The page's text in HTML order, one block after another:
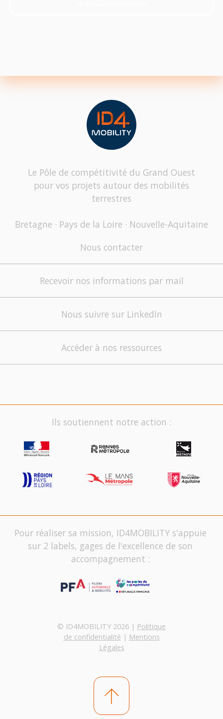
Le Pôle de compétitivité du Grand Ouest
pour vos projets autour des mobilités
terrestres
Bretagne · Pays de la Loire · Nouvelle-Aquitaine
Nous contacter
Recevoir nos informations par mail
Nous suivre sur LinkedIn
Accéder à nos ressources
Ils soutiennent notre action :
Pour réaliser sa mission, ID4MOBILITY s'appuie
sur 2 labels, gages de l'excellence de son
accompagnement :
© ID4MOBILITY 2026 | Politique
de confidentialité | Mentions
Légales